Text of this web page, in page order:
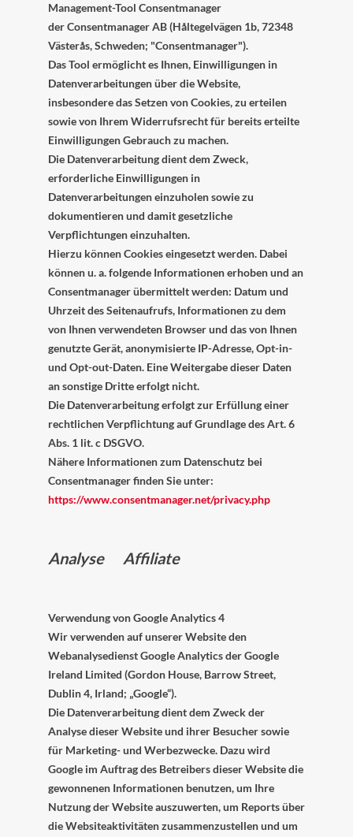
Management-Tool Consentmanager
der Consentmanager AB (Håltegelvägen 1b, 72348
Västerås, Schweden; "Consentmanager").
Das Tool ermöglicht es Ihnen, Einwilligungen in
Datenverarbeitungen über die Website,
insbesondere das Setzen von Cookies, zu erteilen
sowie von Ihrem Widerrufsrecht für bereits erteilte
Einwilligungen Gebrauch zu machen.
Die Datenverarbeitung dient dem Zweck,
erforderliche Einwilligungen in
Datenverarbeitungen einzuholen sowie zu
dokumentieren und damit gesetzliche
Verpflichtungen einzuhalten.
Hierzu können Cookies eingesetzt werden. Dabei
können u. a. folgende Informationen erhoben und an
Consentmanager übermittelt werden: Datum und
Uhrzeit des Seitenaufrufs, Informationen zu dem
von Ihnen verwendeten Browser und das von Ihnen
genutzte Gerät, anonymisierte IP-Adresse, Opt-in-
und Opt-out-Daten. Eine Weitergabe dieser Daten
an sonstige Dritte erfolgt nicht.
Die Datenverarbeitung erfolgt zur Erfüllung einer
rechtlichen Verpflichtung auf Grundlage des Art. 6
Abs. 1 lit. c DSGVO.
Nähere Informationen zum Datenschutz bei
Consentmanager finden Sie unter:
https://www.consentmanager.net/privacy.php
Analyse Affiliate
Verwendung von Google Analytics 4
Wir verwenden auf unserer Website den
Webanalysedienst Google Analytics der Google
Ireland Limited (Gordon House, Barrow Street,
Dublin 4, Irland; „Google“).
Die Datenverarbeitung dient dem Zweck der
Analyse dieser Website und ihrer Besucher sowie
für Marketing- und Werbezwecke. Dazu wird
Google im Auftrag des Betreibers dieser Website die
gewonnenen Informationen benutzen, um Ihre
Nutzung der Website auszuwerten, um Reports über
die Websiteaktivitäten zusammenzustellen und um